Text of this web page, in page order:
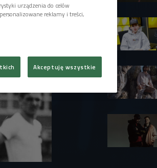
urządzenia do celów
reklamy i treści,
Akceptuję wszystkie